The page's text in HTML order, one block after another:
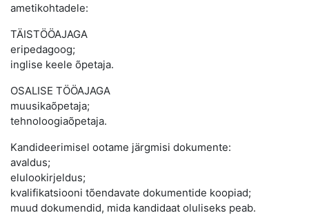
ametikohtadele:
TÄISTÖÖAJAGA
eripedagoog;
inglise keele õpetaja.
OSALISE TÖÖAJAGA
muusikaõpetaja;
tehnoloogiaõpetaja.
Kandideerimisel ootame järgmisi dokumente:
avaldus;
elulookirjeldus;
kvalifikatsiooni tõendavate dokumentide koopiad;
muud dokumendid, mida kandidaat oluliseks peab.